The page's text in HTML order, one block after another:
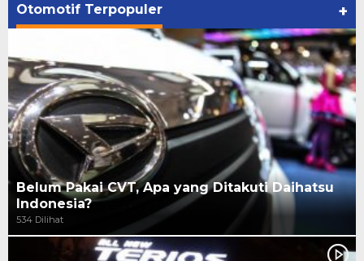
Otomotif Terpopuler +
Belum Pakai CVT, Apa yang Ditakuti Daihatsu
Indonesia?
534 Dilihat